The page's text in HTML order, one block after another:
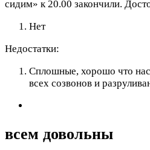
сидим» к 20.00 закончили.
Нет
Недостатки:
Сплошные, хорошо что
всех созвонов и
всем довольны